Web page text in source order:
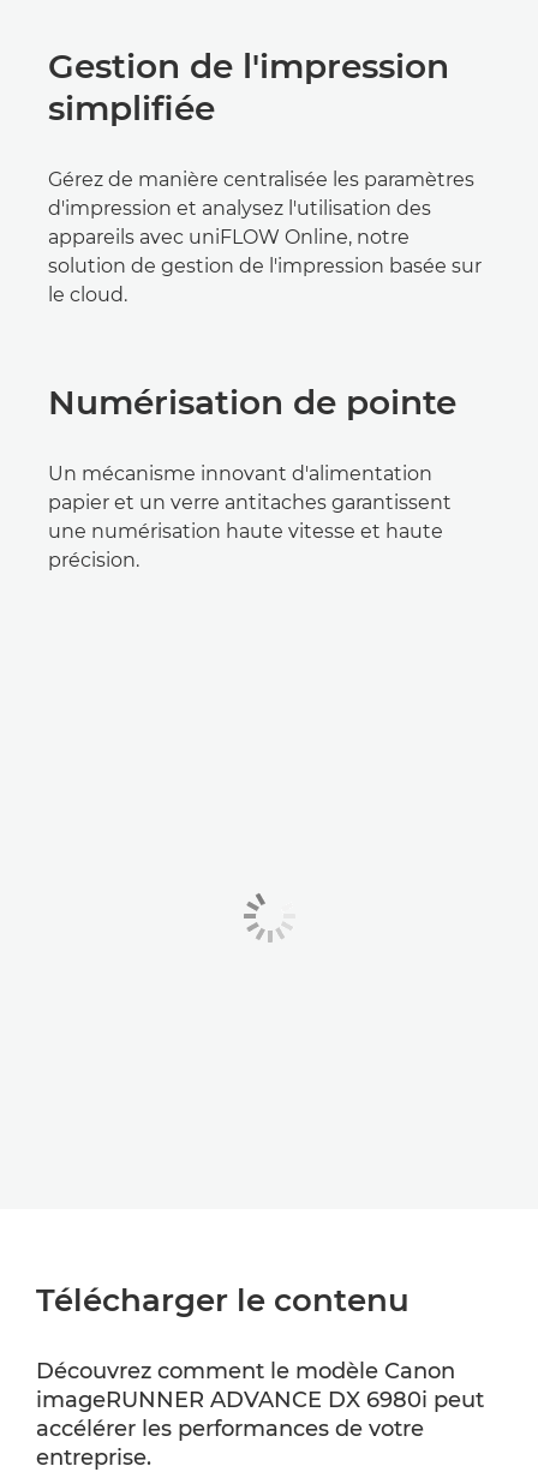
Gestion de l'impression
simplifiée
Gérez de manière centralisée les paramètres
d'impression et analysez l'utilisation des
appareils avec uniFLOW Online, notre
solution de gestion de l'impression basée sur
le cloud.
Numérisation de pointe
Un mécanisme innovant d'alimentation
papier et un verre antitaches garantissent
une numérisation haute vitesse et haute
précision.
Télécharger le contenu
Découvrez comment le modèle Canon
imageRUNNER ADVANCE DX 6980i peut
accélérer les performances de votre
entreprise.